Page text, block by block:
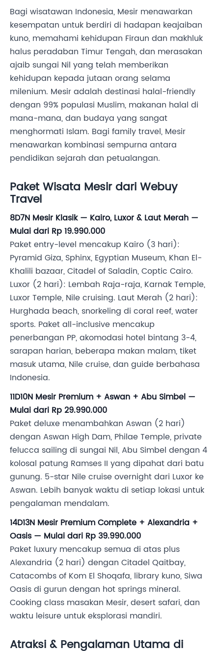
Bagi wisatawan Indonesia, Mesir menawarkan
kesempatan untuk berdiri di hadapan keajaiban
kuno, memahami kehidupan Firaun dan makhluk
halus peradaban Timur Tengah, dan merasakan
ajaib sungai Nil yang telah memberikan
kehidupan kepada jutaan orang selama
milenium. Mesir adalah destinasi halal-friendly
dengan 99% populasi Muslim, makanan halal di
mana-mana, dan budaya yang sangat
menghormati Islam. Bagi family travel, Mesir
menawarkan kombinasi sempurna antara
pendidikan sejarah dan petualangan.
Paket Wisata Mesir dari Webuy
Travel
8D7N Mesir Klasik — Kairo, Luxor & Laut Merah —
Mulai dari Rp 19.990.000
Paket entry-level mencakup Kairo (3 hari):
Pyramid Giza, Sphinx, Egyptian Museum, Khan El-
Khalili bazaar, Citadel of Saladin, Coptic Cairo.
Luxor (2 hari): Lembah Raja-raja, Karnak Temple,
Luxor Temple, Nile cruising. Laut Merah (2 hari):
Hurghada beach, snorkeling di coral reef, water
sports. Paket all-inclusive mencakup
penerbangan PP, akomodasi hotel bintang 3-4,
sarapan harian, beberapa makan malam, tiket
masuk utama, Nile cruise, dan guide berbahasa
Indonesia.
11D10N Mesir Premium + Aswan + Abu Simbel —
Mulai dari Rp 29.990.000
Paket deluxe menambahkan Aswan (2 hari)
dengan Aswan High Dam, Philae Temple, private
felucca sailing di sungai Nil, Abu Simbel dengan 4
kolosal patung Ramses II yang dipahat dari batu
gunung. 5-star Nile cruise overnight dari Luxor ke
Aswan. Lebih banyak waktu di setiap lokasi untuk
pengalaman mendalam.
14D13N Mesir Premium Complete + Alexandria +
Oasis — Mulai dari Rp 39.990.000
Paket luxury mencakup semua di atas plus
Alexandria (2 hari) dengan Citadel Qaitbay,
Catacombs of Kom El Shoqafa, library kuno, Siwa
Oasis di gurun dengan hot springs mineral.
Cooking class masakan Mesir, desert safari, dan
waktu leisure untuk eksplorasi mandiri.
Atraksi & Pengalaman Utama di